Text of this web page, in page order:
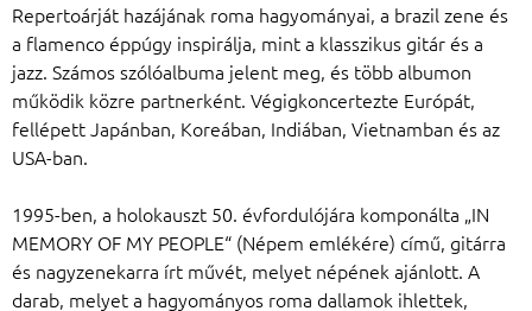
Repertoárját hazájának roma hagyományai, a brazil zene és
a flamenco éppúgy inspirálja, mint a klasszikus gitár és a
jazz. Számos szólóalbuma jelent meg, és több albumon
működik közre partnerként. Végigkoncertezte Európát,
fellépett Japánban, Koreában, Indiában, Vietnamban és az
USA-ban.
1995-ben, a holokauszt 50. évfordulójára komponálta „IN
MEMORY OF MY PEOPLE“ (Népem emlékére) című, gitárra
és nagyzenekarra írt művét, melyet népének ajánlott. A
darab, melyet a hagyományos roma dallamok ihlettek,